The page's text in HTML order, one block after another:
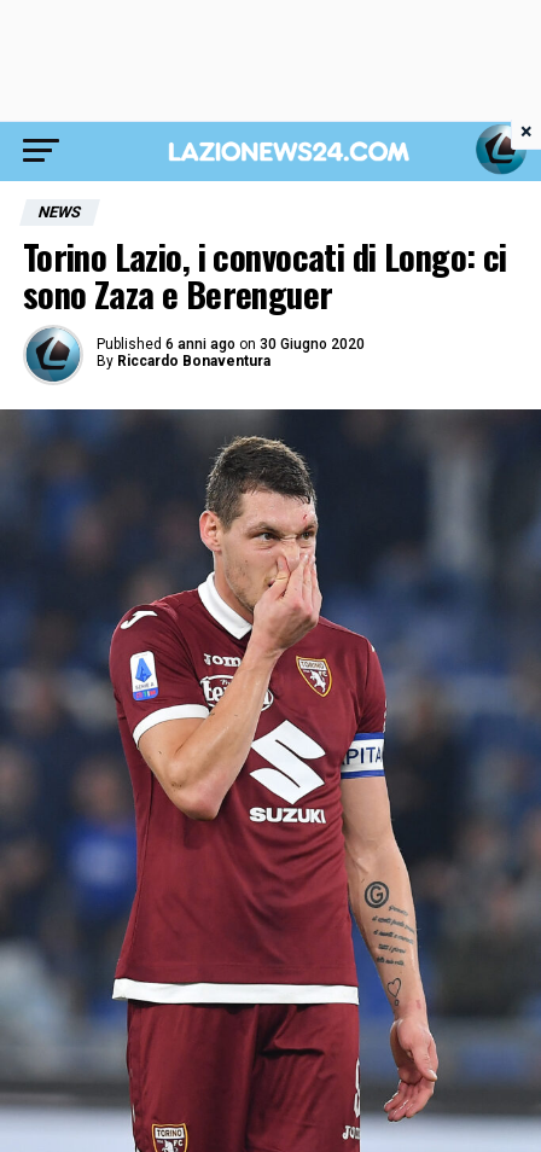
NEWS
Torino Lazio, i convocati di Longo: ci
sono Zaza e Berenguer
Published 6 anni ago on 30 Giugno 2020
By Riccardo Bonaventura
×